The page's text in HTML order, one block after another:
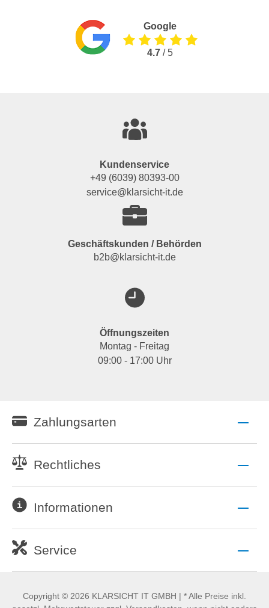
Google
4.7 / 5
Kundenservice
+49 (6039) 80393-00
service@klarsicht-it.de
Geschäftskunden / Behörden
b2b@klarsicht-it.de
Öffnungszeiten
Montag - Freitag
09:00 - 17:00 Uhr
Zahlungsarten
Rechtliches
Informationen
Service
Copyright © 2026 KLARSICHT IT GMBH | * Alle Preise inkl.